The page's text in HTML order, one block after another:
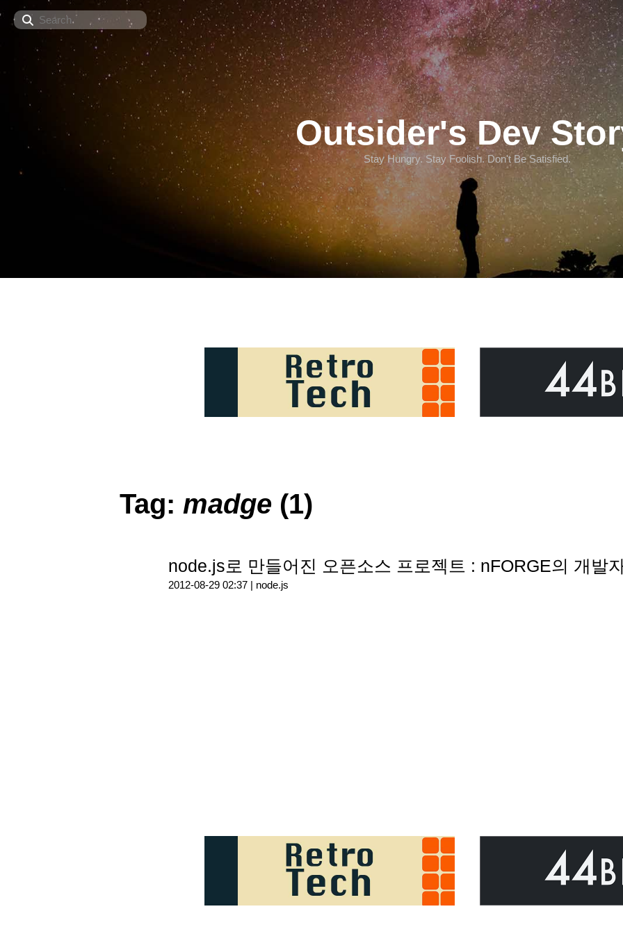
Search
Outsider's Dev
Stay Hungry. Stay Foolish. Don't Be Satisfied.
Tag: madge (1)
node.js로 만들어진 오픈소스 프로젝트 : nFORGE의 개발
2012-08-29 02:37 | node.js